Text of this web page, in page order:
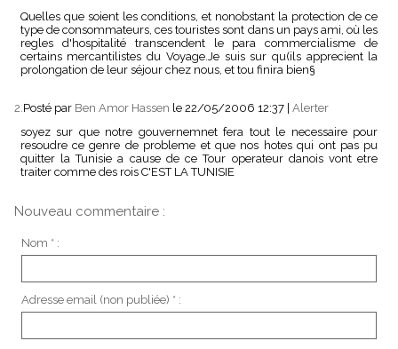
Quelles que soient les conditions, et nonobstant la protection de ce
type de consommateurs, ces touristes sont dans un pays ami, où les
regles d'hospitalité transcendent le para commercialisme de
certains mercantilistes du Voyage.Je suis sur qu(ils apprecient la
prolongation de leur séjour chez nous, et tou finira bien§
2.Posté par Ben Amor Hassen le 22/05/2006 12:37 Alerter
soyez sur que notre gouvernemnet fera tout le necessaire pour
resoudre ce genre de probleme et que nos hotes qui ont pas pu
quitter la Tunisie a cause de ce Tour operateur danois vont etre
traiter comme des rois C'EST LA TUNISIE
Nouveau commentaire :
Nom * :
Adresse email (non publiée) * :